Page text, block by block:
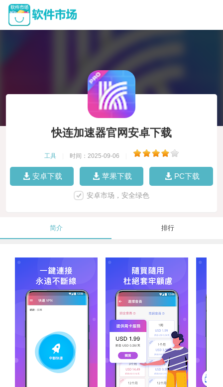
快连加速器官网安卓下载
工具 时间：2025-09-06
安卓下载 苹果下载 PC下载
安卓市场，安全绿色
简介 排行